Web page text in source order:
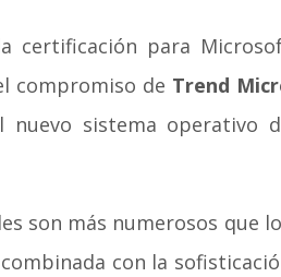
certificación para
compromiso de Trend
sistema operativo
son más numerosos que
con la